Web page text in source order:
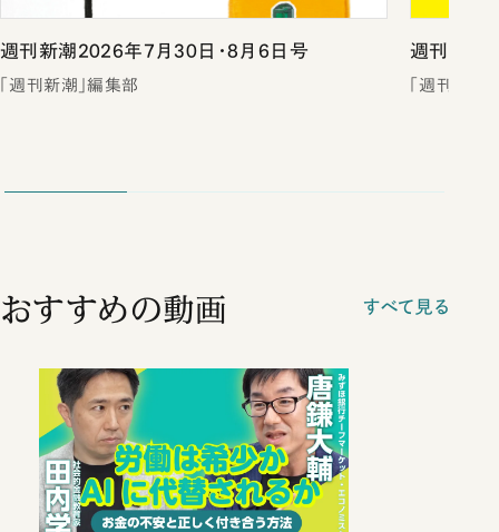
週刊新潮2026年7月30日・8月6日号
「週刊新潮」編集部
週刊新潮
「週刊新潮
おすすめの動画 すべて見る